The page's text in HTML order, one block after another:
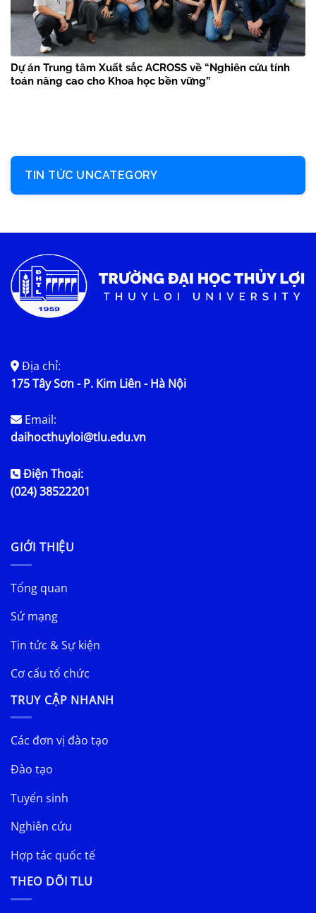
Dự án Trung tâm Xuất sắc ACROSS về “Nghiên cứu tính
toán nâng cao cho Khoa học bền vững”
TIN TỨC UNCATEGORY
Địa chỉ:
175 Tây Sơn - P. Kim Liên - Hà Nội
Email:
daihocthuyloi@tlu.edu.vn
Điện Thoại:
(024) 38522201
GIỚI THIỆU
Tổng quan
Sứ mạng
Tin tức & Sự kiện
Cơ cấu tổ chức
TRUY CẬP NHANH
Các đơn vị đào tạo
Đào tạo
Tuyển sinh
Nghiên cứu
Hợp tác quốc tế
THEO DÕI TLU